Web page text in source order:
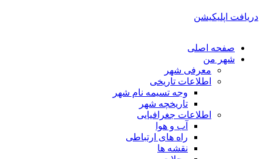
دریافت اپلیکیشن
صفحه اصلی
شهر من
معرفی شهر
اطلاعات تاریخی
وجه تسیمه نام شهر
تاریخچه شهر
اطلاعات جغرافیایی
آب و هوا
راه های ارتباطی
نقشه ها